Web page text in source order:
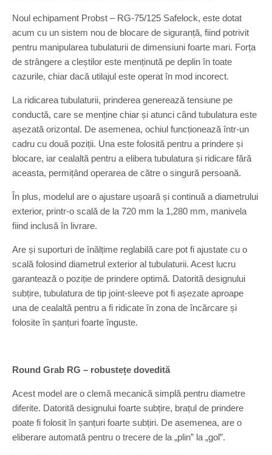
Noul echipament Probst – RG-75/125 Safelock, este dotat
acum cu un sistem nou de blocare de siguranță, fiind potrivit
pentru manipularea tubulaturii de dimensiuni foarte mari. Forța
de strângere a cleștilor este menținută pe deplin în toate
cazurile, chiar dacă utilajul este operat în mod incorect.
La ridicarea tubulaturii, prinderea generează tensiune pe
conductă, care se menține chiar și atunci când tubulatura este
așezată orizontal. De asemenea, ochiul funcționează într-un
cadru cu două poziții. Una este folosită pentru a prindere și
blocare, iar cealaltă pentru a elibera tubulatura și ridicare fără
aceasta, permițând operarea de către o singură persoană.
În plus, modelul are o ajustare ușoară și continuă a diametrului
exterior, printr-o scală de la 720 mm la 1,280 mm, manivela
fiind inclusă în livrare.
Are și suporturi de înălțime reglabilă care pot fi ajustate cu o
scală folosind diametrul exterior al tubulaturii. Acest lucru
garantează o poziție de prindere optimă. Datorită designului
subțire, tubulatura de tip joint-sleeve pot fi așezate aproape
una de cealaltă pentru a fi ridicate în zona de încărcare și
folosite în șanțuri foarte înguste.
Round Grab RG – robustețe dovedită
Acest model are o clemă mecanică simplă pentru diametre
diferite. Datorită designului foarte subțire, brațul de prindere
poate fi folosit în șanțuri foarte subțiri. De asemenea, are o
eliberare automată pentru o trecere de la „plin” la „gol”.